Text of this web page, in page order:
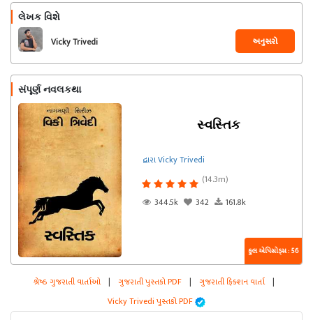
લેખક વિશે
Vicky Trivedi અનુસરો
સંપૂર્ણ નવલકથા
સ્વસ્તિક
દ્વારા Vicky Trivedi
(14.3m)
344.5k
342 161.8k
કુલ એપિસોડ્સ : 56
શ્રેષ્ઠ ગુજરાતી વાર્તાઓ | ગુજરાતી પુસ્તકો PDF | ગુજરાતી ફિક્શન વાર્તા |
Vicky Trivedi પુસ્તકો PDF